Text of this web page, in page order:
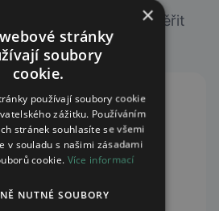
si můžete online ověřit
léků skladem.
sítě
×
stránky
soubory
cookie.
používají soubory cookie
zážitku. Používáním
stránek souhlasíte se všemi
v souladu s našimi zásadami
cookie. Více informací
NUTNÉ SOUBORY